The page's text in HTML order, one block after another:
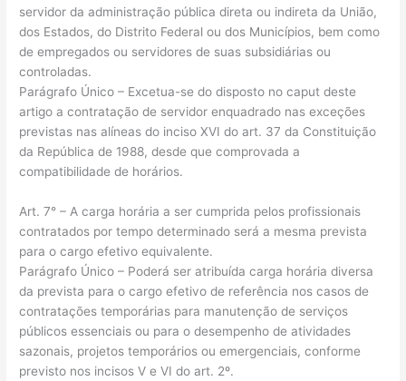
servidor da administração pública direta ou indireta da União,
dos Estados, do Distrito Federal ou dos Municípios, bem como
de empregados ou servidores de suas subsidiárias ou
controladas.
Parágrafo Único – Excetua-se do disposto no caput deste
artigo a contratação de servidor enquadrado nas exceções
previstas nas alíneas do inciso XVI do art. 37 da Constituição
da República de 1988, desde que comprovada a
compatibilidade de horários.
Art. 7° – A carga horária a ser cumprida pelos profissionais
contratados por tempo determinado será a mesma prevista
para o cargo efetivo equivalente.
Parágrafo Único – Poderá ser atribuída carga horária diversa
da prevista para o cargo efetivo de referência nos casos de
contratações temporárias para manutenção de serviços
públicos essenciais ou para o desempenho de atividades
sazonais, projetos temporários ou emergenciais, conforme
previsto nos incisos V e VI do art. 2º.